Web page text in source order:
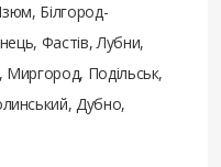
Білгород-
Фастів, Лубни,
Подільськ,
Дубно,